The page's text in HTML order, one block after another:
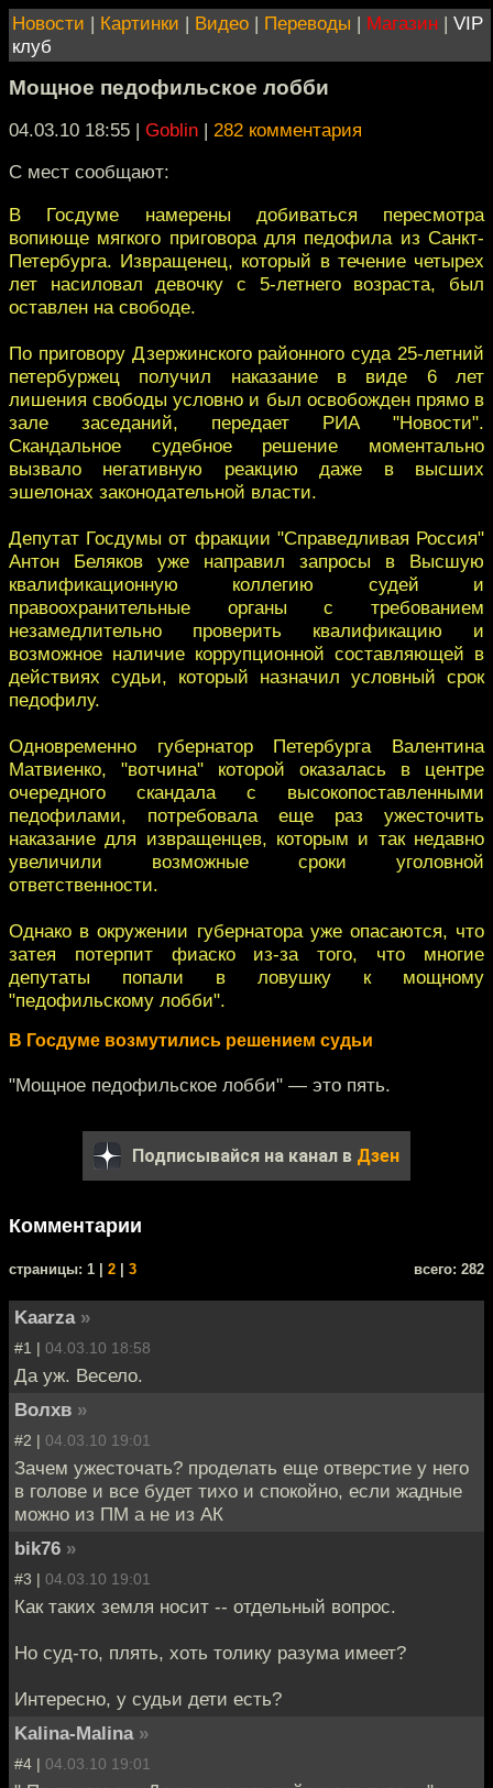
Новости | Картинки | Видео | Переводы | Магазин | VIP
клуб
Мощное педофильское лобби
04.03.10 18:55 | Goblin | 282 комментария
С мест сообщают:
В Госдуме намерены добиваться пересмотра
вопиюще мягкого приговора для педофила из Санкт-
Петербурга. Извращенец, который в течение четырех
лет насиловал девочку с 5-летнего возраста, был
оставлен на свободе.
По приговору Дзержинского районного суда 25-летний
петербуржец получил наказание в виде 6 лет
лишения свободы условно и был освобожден прямо в
зале заседаний, передает РИА "Новости".
Скандальное судебное решение моментально
вызвало негативную реакцию даже в высших
эшелонах законодательной власти.
Депутат Госдумы от фракции "Справедливая Россия"
Антон Беляков уже направил запросы в Высшую
квалификационную коллегию судей и
правоохранительные органы с требованием
незамедлительно проверить квалификацию и
возможное наличие коррупционной составляющей в
действиях судьи, который назначил условный срок
педофилу.
Одновременно губернатор Петербурга Валентина
Матвиенко, "вотчина" которой оказалась в центре
очередного скандала с высокопоставленными
педофилами, потребовала еще раз ужесточить
наказание для извращенцев, которым и так недавно
увеличили возможные сроки уголовной
ответственности.
Однако в окружении губернатора уже опасаются, что
затея потерпит фиаско из-за того, что многие
депутаты попали в ловушку к мощному
"педофильскому лобби".
В Госдуме возмутились решением судьи
"Мощное педофильское лобби" — это пять.
Подписывайся на канал в Дзен
Комментарии
cтраницы: 1 | 2 3 всего: 282
Kaarza »
#1 | 04.03.10 18:58
Да уж. Весело.
Волхв »
#2 | 04.03.10 19:01
Зачем ужесточать? проделать еще отверстие у него
в голове и все будет тихо и спокойно, если жадные
можно из ПМ а не из АК
bik76 »
#3 | 04.03.10 19:01
Как таких земля носит -- отдельный вопрос.
Но суд-то, плять, хоть толику разума имеет?
Интересно, у судьи дети есть?
Kalina-Malina »
#4 | 04.03.10 19:01